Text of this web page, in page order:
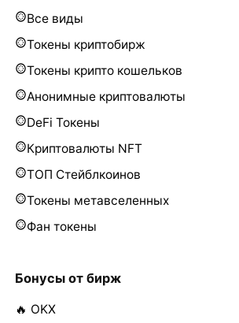
Все виды
Токены криптобирж
Токены крипто кошельков
Анонимные криптовалюты
DeFi Токены
Криптовалюты NFT
ТОП Стейблкоинов
Токены метавселенных
Фан токены
Бонусы от бирж
🔥 OKX